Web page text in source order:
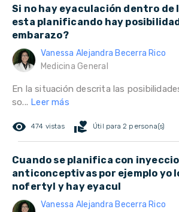
Si no hay eyaculación dentro de
esta planificando hay
embarazo?
Vanessa Alejandra Becerra Rico
Medicina General
En la situación descrita las
so... Leer más
remove_red_eye 474 vistas volunteer_activism Útil para 2 persona(s)
Cuando se planifica con
anticonceptivas por ejemplo yo
nofertyl y hay eyacul
Vanessa Alejandra Becerra Rico